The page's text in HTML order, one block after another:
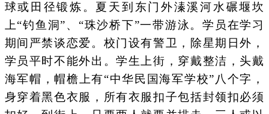
球或田径锻炼。夏天到东门外溱溪河水碾堰坎
上“钓鱼洞”、“珠沙桥下”一带游泳。学员在学习
期间严禁谈恋爱。校门设有警卫，除星期日外，
学员平时不能外出。学生上街，穿戴整洁，头戴
海军帽，帽檐上有“中华民国海军学校”八个字，
身穿着黑色衣服，所有衣服扣子包括封领扣必须